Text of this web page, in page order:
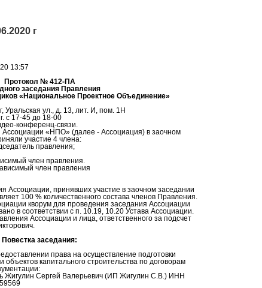
г
13:57
Протокол № 412-ПА
заседания Правления
«Национальное Проектное Объединение»
Уральская ул., д. 13, лит. И, пом. 1Н
с 17-45 до 18-00
конференц-связи.
«НПО» (далее - Ассоциация) в заочном
участие 4 члена:
правления;
член правления.
член правления
Ассоциации, принявших участие в заочном заседании
100 % количественного состава членов Правления.
кворум для проведения заседания Ассоциации
в соответствии с п. 10.19, 10.20 Устава Ассоциации.
Ассоциации и лица, ответственного за подсчет
Повестка заседания:
права на осуществление подготовки
капитального строительства по договорам
Жигулин Сергей Валерьевич (ИП Жигулин С.В.) ИНН